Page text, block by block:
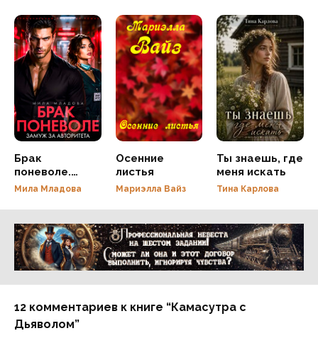
Брак
поневоле.
Замуж за
Мила Младова
Осенние
листья
Мариэлла Вайз
Ты знаешь, где
меня искать
Тина Карлова
Реклама 16+ АО «ЛитГород»
12 комментариев к книге “Камасутра с
Дьяволом”